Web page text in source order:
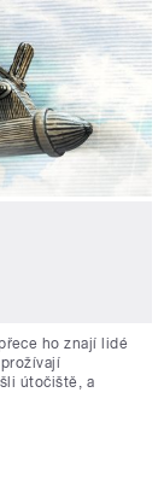
ho znají lidé
útočiště, a